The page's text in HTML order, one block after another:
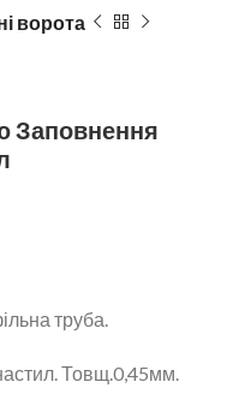
ворота
Заповнення
труба.
Товщ.0,45мм.